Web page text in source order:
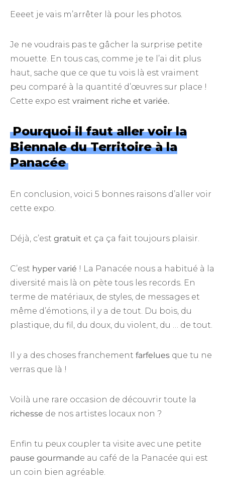
Eeeet je vais m’arrêter là pour les photos.
Je ne voudrais pas te gâcher la surprise petite
mouette. En tous cas, comme je te l’ai dit plus
haut, sache que ce que tu vois là est vraiment
peu comparé à la quantité d’œuvres sur place !
Cette expo est vraiment riche et variée.
Pourquoi il faut aller voir la
Biennale du Territoire à la
Panacée
En conclusion, voici 5 bonnes raisons d’aller voir
cette expo.
Déjà, c’est gratuit et ça ça fait toujours plaisir.
C’est hyper varié ! La Panacée nous a habitué à la
diversité mais là on pète tous les records. En
terme de matériaux, de styles, de messages et
même d’émotions, il y a de tout. Du bois, du
plastique, du fil, du doux, du violent, du … de tout.
Il y a des choses franchement farfelues que tu ne
verras que là !
Voilà une rare occasion de découvrir toute la
richesse de nos artistes locaux non ?
Enfin tu peux coupler ta visite avec une petite
pause gourmande au café de la Panacée qui est
un coin bien agréable.